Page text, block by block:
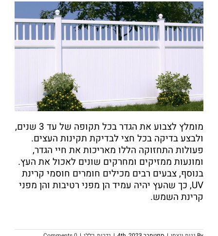
מומלץ לצבוע את הגדר בכל תקופה של עד 3 שנים,
ולבצע בדיקה בכל חצי לבדיקת תקינות העצים.
פעולות התחזוקה הללו מאריכות את חיי הגדר,
ומונעות ממזיקים ומחרקים שונים לאכול את העץ.
בנוסף, צבעים רבים מכילים חומרים חוסמי קרינת
UV, כך שהעץ יהיה עמיד הן מפני רטיבות והן מפני
קרינת השמש.